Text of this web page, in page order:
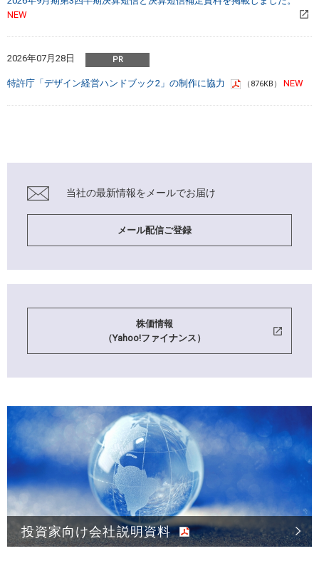
2026年07月28日
特許庁「デザイン経営ハンドブック2」の制作に協力 （876KB）
メール配信ご登録
当社の最新情報を メールでお届け
株価情報
（Yahoo!ファイナンス）
投資家向け会社説明資料